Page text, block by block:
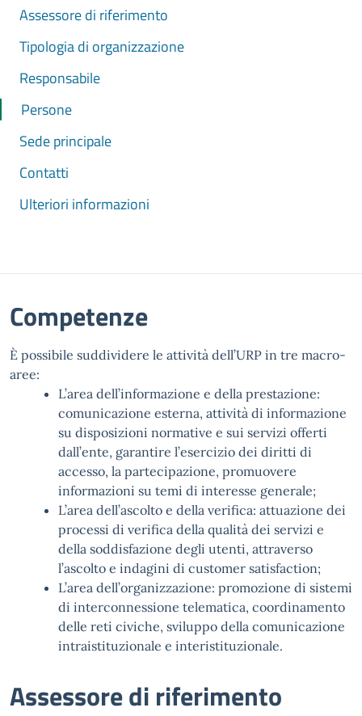
Assessore di riferimento
Tipologia di organizzazione
Responsabile
Persone
Sede principale
Contatti
Ulteriori informazioni
Competenze
È possibile suddividere le attività dell’URP in tre macro-
aree:
L’area dell’informazione e della prestazione:
comunicazione esterna, attività di informazione
su disposizioni normative e sui servizi offerti
dall’ente, garantire l’esercizio dei diritti di
accesso, la partecipazione, promuovere
informazioni su temi di interesse generale;
L’area dell’ascolto e della verifica: attuazione dei
processi di verifica della qualità dei servizi e
della soddisfazione degli utenti, attraverso
l’ascolto e indagini di customer satisfaction;
L’area dell’organizzazione: promozione di sistemi
di interconnessione telematica, coordinamento
delle reti civiche, sviluppo della comunicazione
intraistituzionale e interistituzionale.
Assessore di riferimento